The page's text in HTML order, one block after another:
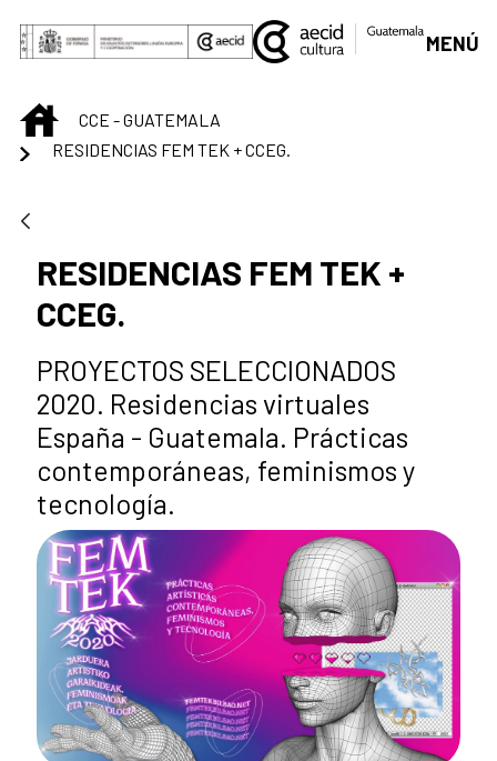
Saltar al contenido principal
MENÚ
INICIOCCE - GUATEMALA
RESIDENCIAS FEM TEK + CCEG.
RESIDENCIAS FEM TEK +
CCEG.
PROYECTOS SELECCIONADOS
2020. Residencias virtuales
España - Guatemala. Prácticas
contemporáneas, feminismos y
tecnología.